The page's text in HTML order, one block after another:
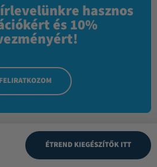
hasznos
és 10%
FELIRATKOZOM
ÉTREND KIEGÉSZÍTŐK ITT